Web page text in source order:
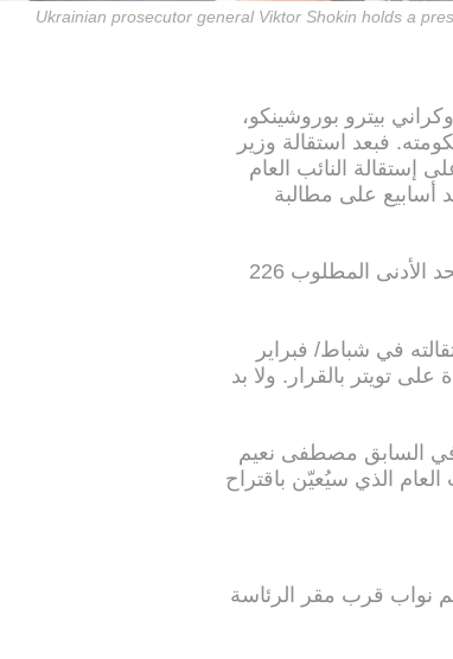
Ukrainian prosecutor general Viktor Shokin holds a
بيترو بوروشينكو،
فبعد استقالة وزير
إستقالة النائب العام
أسابيع على مطالبة
وخلال جلسة برلمانية صوت 289 نائبا لصالح إستقالته فيما كان الحد الأدنى المطلوب 226
في شباط/ فبراير
تويتر بالقرار. ولا بد
السابق مصطفى نعيم
العام الذي سيُعيّن باقتراح
نواب قرب مقر الرئاسة